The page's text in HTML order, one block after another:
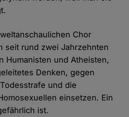
Chor
seit rund zwei Jahrzehnten
Humanisten und Atheisten,
Denken, gegen
und die
einsetzen. Ein
ist.